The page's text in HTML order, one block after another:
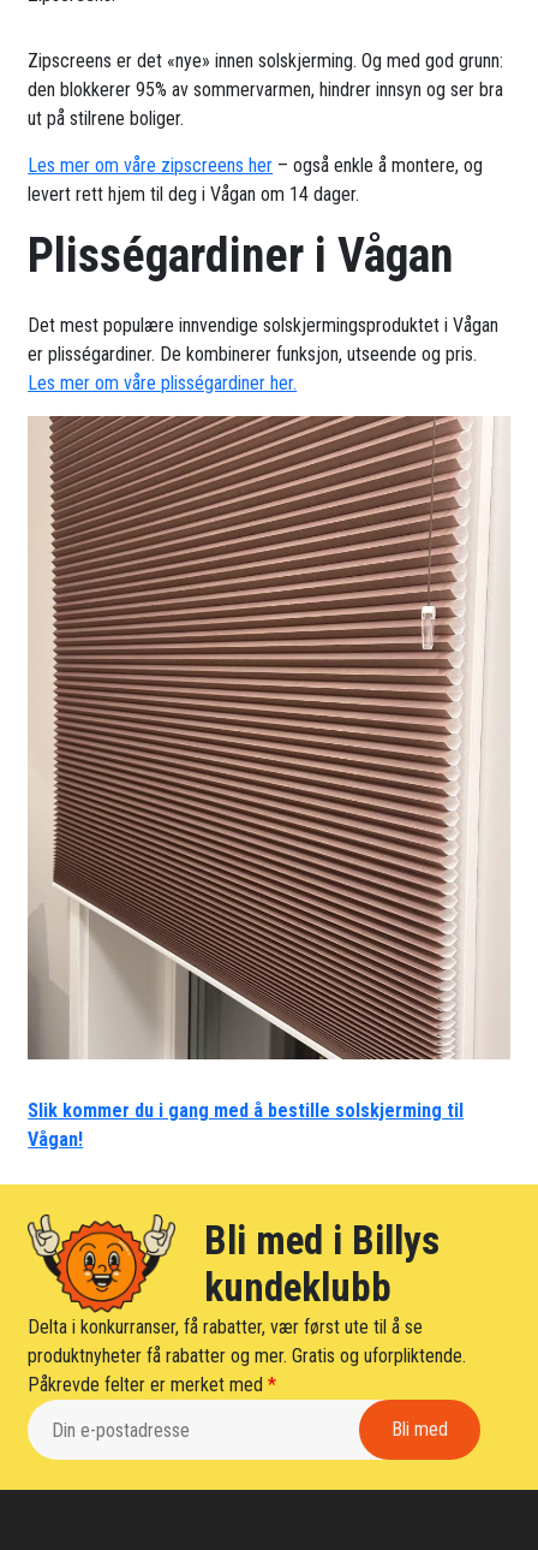
Zipscreens er det «nye» innen solskjerming. Og med god grunn:
den blokkerer 95% av sommervarmen, hindrer innsyn og ser bra
ut på stilrene boliger.
Les mer om våre zipscreens her – også enkle å montere, og
levert rett hjem til deg i Vågan om 14 dager.
Plisségardiner i Vågan
Det mest populære innvendige solskjermingsproduktet i Vågan
er plisségardiner. De kombinerer funksjon, utseende og pris.
Les mer om våre plisségardiner her.
Slik kommer du i gang med å bestille solskjerming til
Vågan!
Bli med i Billys
kundeklubb
Delta i konkurranser, få rabatter, vær først ute til å se
produktnyheter få rabatter og mer. Gratis og uforpliktende.
Påkrevde felter er merket med*